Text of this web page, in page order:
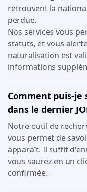
retrouvent la
perdue.
Nos services vous
statuts, et vous
naturalisation est
informations
Comment puis-je
dans le dernier
Notre outil de
vous permet de
apparaît. Il suffit
vous saurez en un
confirmée.